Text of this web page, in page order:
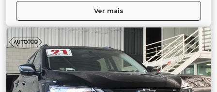
Ver mais